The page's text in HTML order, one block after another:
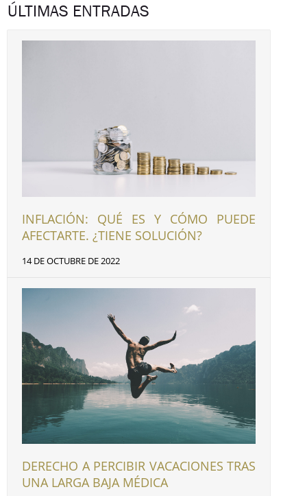
ÚLTIMAS ENTRADAS
INFLACIÓN: QUÉ ES Y CÓMO PUEDE
AFECTARTE. ¿TIENE SOLUCIÓN?
14 DE OCTUBRE DE 2022
DERECHO A PERCIBIR VACACIONES TRAS
UNA LARGA BAJA MÉDICA